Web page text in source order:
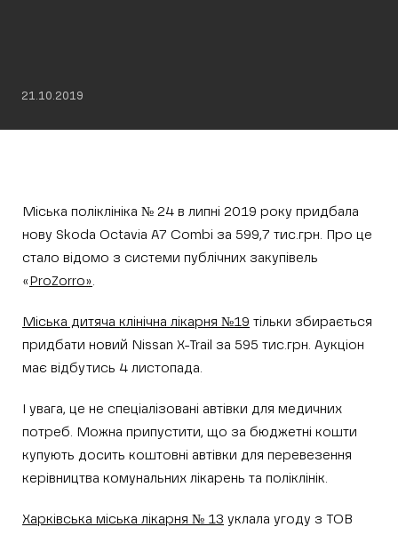
21.10.2019
Міська поліклініка № 24 в липні 2019 року придбала
нову Skoda Octavia A7 Combi за 599,7 тис.грн. Про це
стало відомо з системи публічних закупівель
« ProZorro».
Міська дитяча клінічна лікарня №19 тільки збирається
придбати новий Nissan X-Trail за 595 тис.грн. Аукціон
має відбутись 4 листопада.
І увага, це не спеціалізовані автівки для медичних
потреб. Можна припустити, що за бюджетні кошти
купують досить коштовні автівки для перевезення
керівництва комунальних лікарень та поліклінік.
Харківська міська лікарня № 13 уклала угоду з ТОВ